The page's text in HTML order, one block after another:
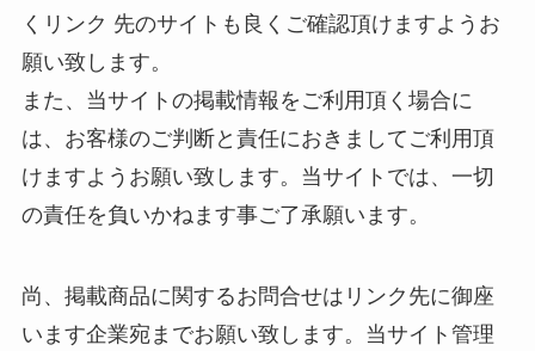
くリンク 先のサイトも良くご確認頂けますようお
願い致します。
また、当サイトの掲載情報をご利用頂く場合に
は、お客様のご判断と責任におきましてご利用頂
けますようお願い致します。当サイトでは、一切
の責任を負いかねます事ご了承願います。
尚、掲載商品に関するお問合せはリンク先に御座
います企業宛までお願い致します。当サイト管理